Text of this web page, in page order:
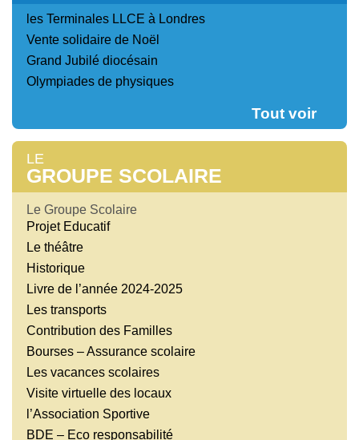
les Terminales LLCE à Londres
Vente solidaire de Noël
Grand Jubilé diocésain
Olympiades de physiques
Tout voir
LE
GROUPE SCOLAIRE
Le Groupe Scolaire
Projet Educatif
Le théâtre
Historique
Livre de l’année 2024-2025
Les transports
Contribution des Familles
Bourses – Assurance scolaire
Les vacances scolaires
Visite virtuelle des locaux
l’Association Sportive
BDE – Eco responsabilité